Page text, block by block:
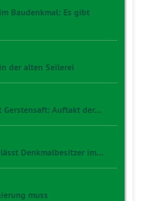
Baudenkmal: Es gibt
der alten Seilerei
Gerstensaft: Auftakt der…
Denkmalbesitzer im…
muss